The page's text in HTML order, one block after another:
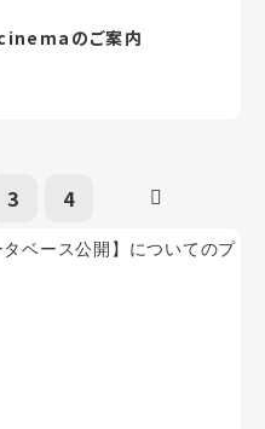
のご案内
3 4